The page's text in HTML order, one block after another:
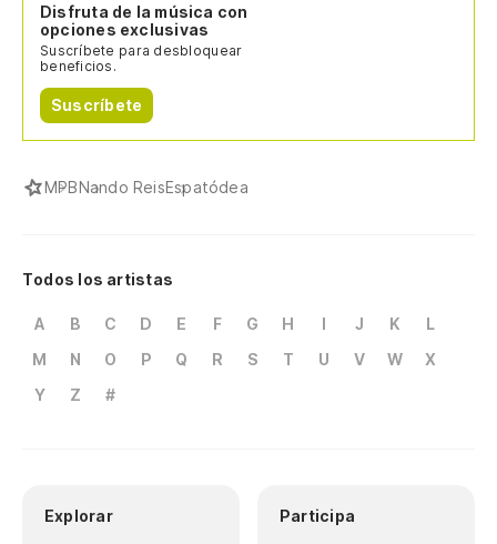
Disfruta de la música con
opciones exclusivas
Suscríbete para desbloquear
beneficios.
Suscríbete
MPBNando ReisEspatódea
Todos los artistas
A B C D E F G H I J K
L
M
N O P Q R S T U V W
X
Y
Z #
Explorar Participa